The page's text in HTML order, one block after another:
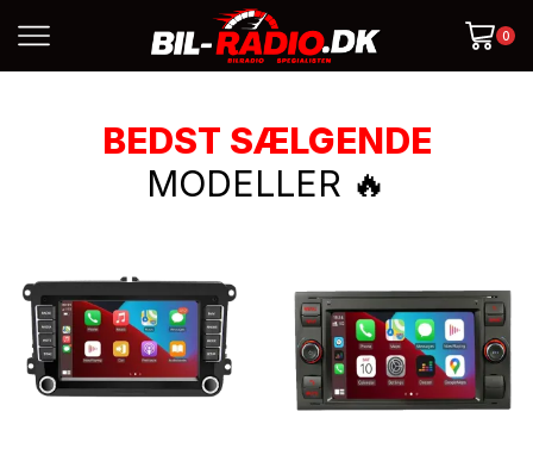
0
BEDST SÆLGENDE
MODELLER 🔥